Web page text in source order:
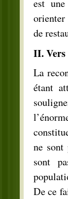
est
orienter
de
II. Vers
La
étant
ne sont
sont
De ce